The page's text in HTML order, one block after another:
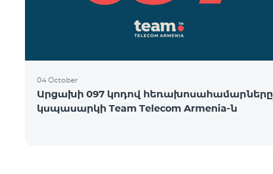
04 October
Արցախի 097 կոդով հեռախոսահամարները
կսպասարկի Team Telecom Armenia-ն